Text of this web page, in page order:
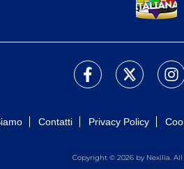
Contatti Privacy Policy
Copyright © 2026 by Nexilia. All